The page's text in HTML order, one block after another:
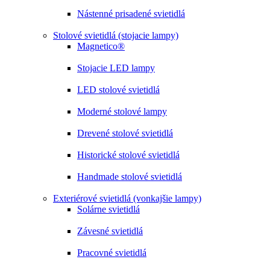
Nástenné prisadené svietidlá
Stolové svietidlá (stojacie lampy)
Magnetico®
Stojacie LED lampy
LED stolové svietidlá
Moderné stolové lampy
Drevené stolové svietidlá
Historické stolové svietidlá
Handmade stolové svietidlá
Exteriérové svietidlá (vonkajšie lampy)
Solárne svietidlá
Závesné svietidlá
Pracovné svietidlá